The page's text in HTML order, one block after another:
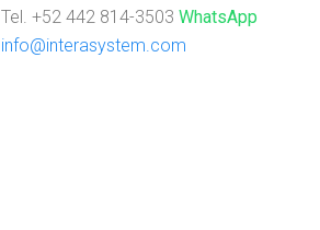
Tel. +52 442 814-3503 WhatsApp
info@interasystem.com